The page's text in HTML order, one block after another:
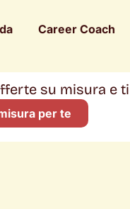
Career Coach
su misura e
per te